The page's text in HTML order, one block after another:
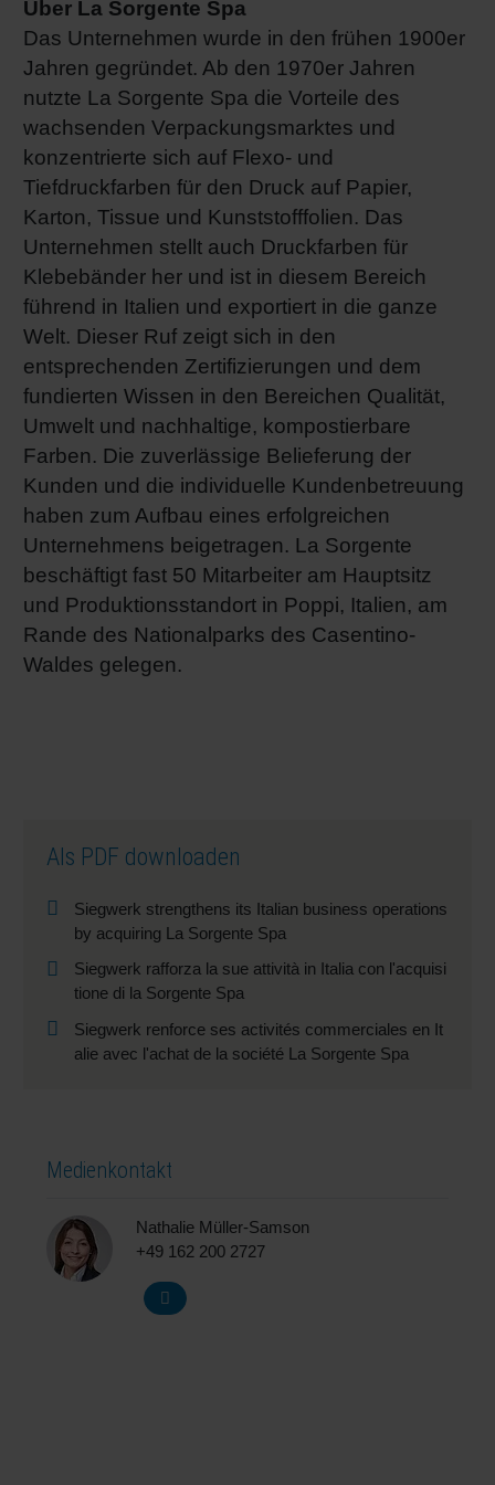
Über La Sorgente Spa
Das Unternehmen wurde in den frühen 1900er
Jahren gegründet. Ab den 1970er Jahren
nutzte La Sorgente Spa die Vorteile des
wachsenden Verpackungsmarktes und
konzentrierte sich auf Flexo- und
Tiefdruckfarben für den Druck auf Papier,
Karton, Tissue und Kunststofffolien. Das
Unternehmen stellt auch Druckfarben für
Klebebänder her und ist in diesem Bereich
führend in Italien und exportiert in die ganze
Welt. Dieser Ruf zeigt sich in den
entsprechenden Zertifizierungen und dem
fundierten Wissen in den Bereichen Qualität,
Umwelt und nachhaltige, kompostierbare
Farben. Die zuverlässige Belieferung der
Kunden und die individuelle Kundenbetreuung
haben zum Aufbau eines erfolgreichen
Unternehmens beigetragen. La Sorgente
beschäftigt fast 50 Mitarbeiter am Hauptsitz
und Produktionsstandort in Poppi, Italien, am
Rande des Nationalparks des Casentino-
Waldes gelegen.
Als PDF downloaden
Siegwerk strengthens its Italian business operations
by acquiring La Sorgente Spa
Siegwerk rafforza la sue attività in Italia con l'acquisi
tione di la Sorgente Spa
Siegwerk renforce ses activités commerciales en It
alie avec l'achat de la société La Sorgente Spa
Medienkontakt
Nathalie Müller-Samson
+49 162 200 2727